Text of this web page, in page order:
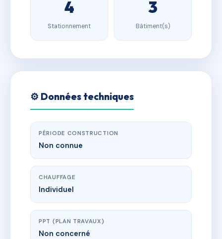
4
Stationnement
3
Bâtiment(s)
⚙️ Données techniques
PÉRIODE CONSTRUCTION
Non connue
CHAUFFAGE
Individuel
PPT (PLAN TRAVAUX)
Non concerné